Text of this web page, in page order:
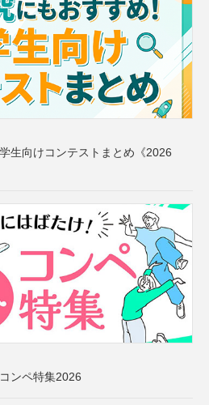
生向けコンテストまとめ《2026
ンペ特集2026